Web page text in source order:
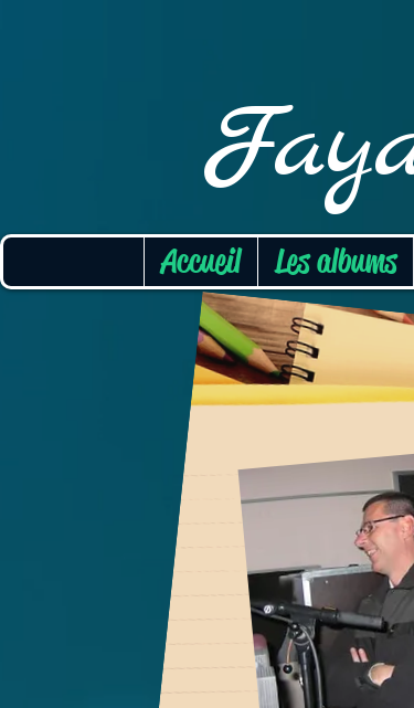
Accueil Les albums